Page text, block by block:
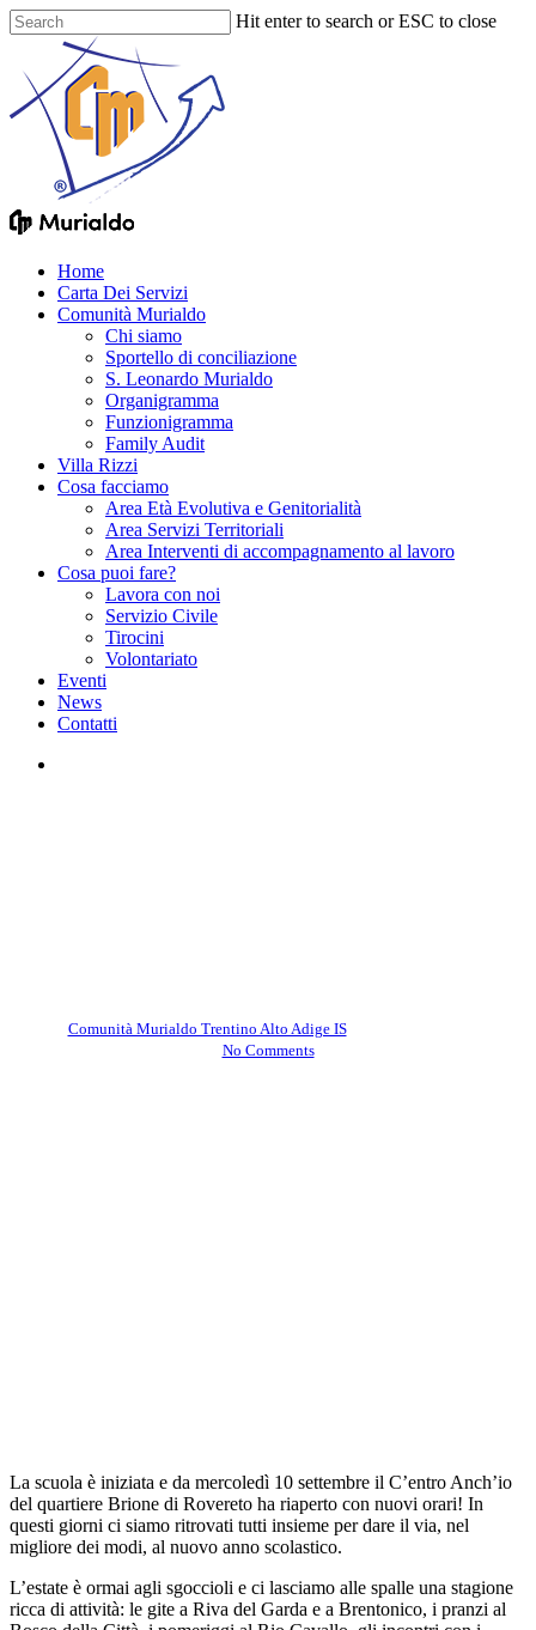
Skip
to
content
Hit enter to search or ESC to close
Menu
Home
Carta Dei Servizi
Comunità Murialdo
Chi siamo
Sportello di conciliazione
S. Leonardo Murialdo
Organigramma
Funzionigramma
Family Audit
Villa Rizzi
Cosa facciamo
Area Età Evolutiva e Genitorialità
Area Servizi Territoriali
Area Interventi di accompagnamento al lavoro
Cosa puoi fare?
Lavora con noi
Servizio Civile
Tirocini
Volontariato
Eventi
News
Contatti
Comunità Murialdo Trentino Alto Adige IS
No Comments
La scuola è iniziata e da mercoledì 10 settembre il C’entro Anch’io
del quartiere Brione di Rovereto ha riaperto con nuovi orari! In
questi giorni ci siamo ritrovati tutti insieme per dare il via, nel
migliore dei modi, al nuovo anno scolastico.
L’estate è ormai agli sgoccioli e ci lasciamo alle spalle una stagione
ricca di attività: le gite a Riva del Garda e a Brentonico, i pranzi al